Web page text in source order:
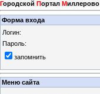
Городской Портал Миллерово
Форма входа
Логин:
Пароль:
запомнить
Меню сайта